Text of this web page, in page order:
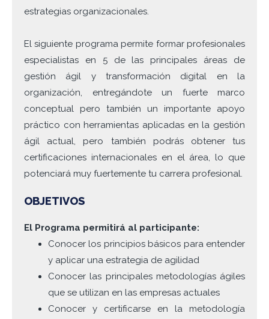
estrategias organizacionales.
El siguiente programa permite formar profesionales
especialistas en 5 de las principales áreas de
gestión ágil y transformación digital en la
organización, entregándote un fuerte marco
conceptual pero también un importante apoyo
práctico con herramientas aplicadas en la gestión
ágil actual, pero también podrás obtener tus
certificaciones internacionales en el área, lo que
potenciará muy fuertemente tu carrera profesional.
OBJETIVOS
El Programa permitirá al participante:
Conocer los principios básicos para entender
y aplicar una estrategia de agilidad
Conocer las principales metodologías ágiles
que se utilizan en las empresas actuales
Conocer y certificarse en la metodología